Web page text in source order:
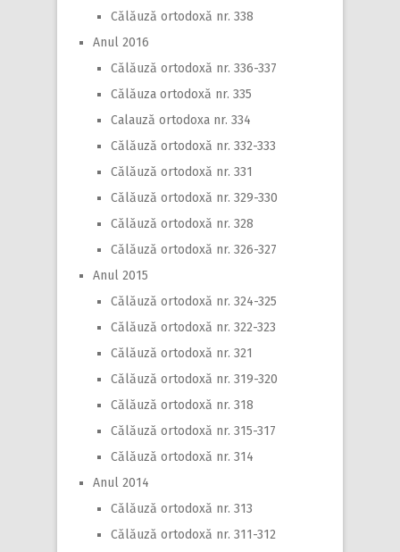
Călăuză ortodoxă nr. 338
Anul 2016
Călăuză ortodoxă nr. 336-337
Călăuza ortodoxă nr. 335
Calauză ortodoxa nr. 334
Călăuză ortodoxă nr. 332-333
Călăuză ortodoxă nr. 331
Călăuză ortodoxă nr. 329-330
Călăuză ortodoxă nr. 328
Călăuză ortodoxă nr. 326-327
Anul 2015
Călăuză ortodoxă nr. 324-325
Călăuză ortodoxă nr. 322-323
Călăuză ortodoxă nr. 321
Călăuză ortodoxă nr. 319-320
Călăuză ortodoxă nr. 318
Călăuză ortodoxă nr. 315-317
Călăuză ortodoxă nr. 314
Anul 2014
Călăuză ortodoxă nr. 313
Călăuză ortodoxă nr. 311-312